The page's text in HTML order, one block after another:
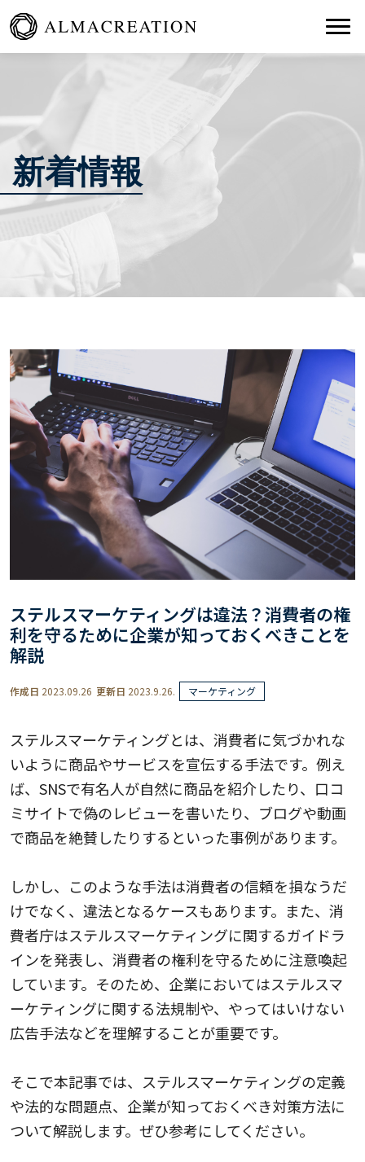
新着情報
ステルスマーケティングは違法？消費者の権
利を守るために企業が知っておくべきことを
解説
作成日 2023.09.26 更新日 2023.9.26. マーケティング
ステルスマーケティングとは、消費者に気づかれな
いように商品やサービスを宣伝する手法です。例え
ば、SNSで有名人が自然に商品を紹介したり、口コ
ミサイトで偽のレビューを書いたり、ブログや動画
で商品を絶賛したりするといった事例があります。
しかし、このような手法は消費者の信頼を損なうだ
けでなく、違法となるケースもあります。また、消
費者庁はステルスマーケティングに関するガイドラ
インを発表し、消費者の権利を守るために注意喚起
しています。そのため、企業においてはステルスマ
ーケティングに関する法規制や、やってはいけない
広告手法などを理解することが重要です。
そこで本記事では、ステルスマーケティングの定義
や法的な問題点、企業が知っておくべき対策方法に
ついて解説します。ぜひ参考にしてください。